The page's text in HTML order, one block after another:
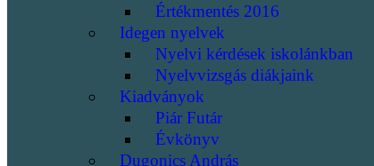
Értékmentés 2016
Idegen nyelvek
Nyelvi kérdések iskolánkban
Nyelvvizsgás diákjaink
Kiadványok
Piár Futár
Évkönyv
Dugonics András